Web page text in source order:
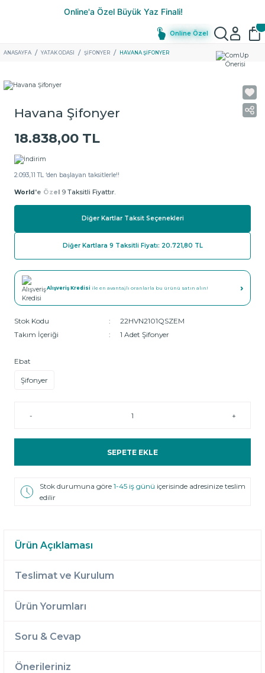
Online Özel
ANASAYFA YATAK ODASI ŞIFONYER HAVANA ŞIFONYER
Havana Şifonyer
18.838,00 TL
2.093,11 TL ‘den başlayan taksitlerle!!
World'e Özel 9 Taksitli Fiyattır.
Diğer Kartlar Taksit Seçenekleri
Diğer Kartlara 9 Taksitli Fiyatı: 20.721,80 TL
Alışveriş Kredisi ile en avantajlı oranlarla bu ürünü satın alın! ›
Stok Kodu
22HVN2101QSZEM
Takım İçeriği
1 Adet Şifonyer
Ebat
Şifonyer
- +
SEPETE EKLE
Stok durumuna göre1-45 iş günü içerisinde adresinize teslim
edilir
Ürün Açıklaması
Teslimat ve Kurulum
Ürün Yorumları
Soru & Cevap
Önerileriniz